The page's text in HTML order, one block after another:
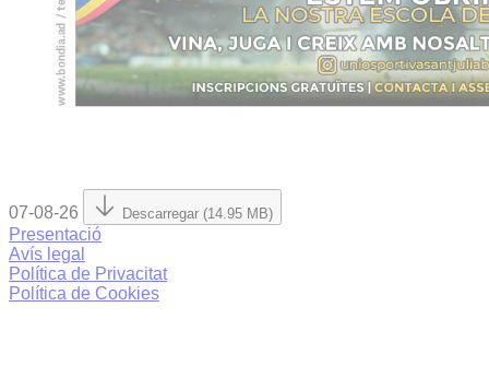
07-08-26 Descarregar (14.95 MB)
Presentació
Avís legal
Política de Privacitat
Política de Cookies